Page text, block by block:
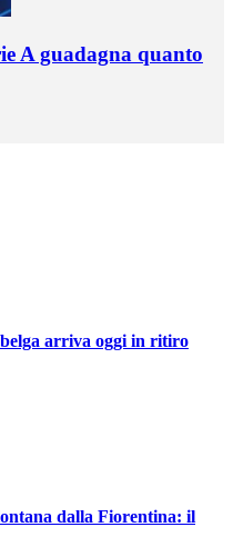
A guadagna quanto
arriva oggi in ritiro
dalla Fiorentina: il